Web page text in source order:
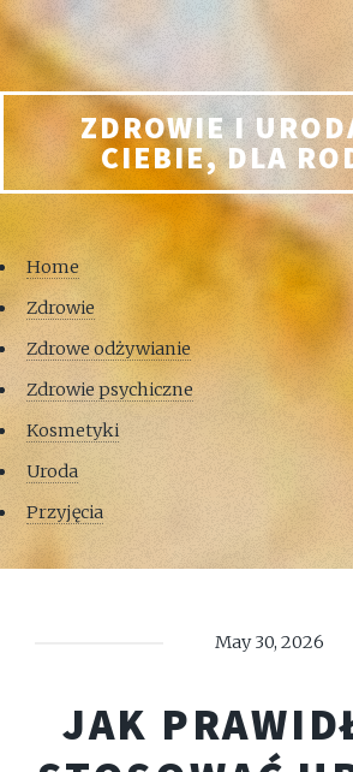
ZDROWIE I
CIEBIE, DLA
Home
Zdrowie
Zdrowe odżywianie
Zdrowie psychiczne
Kosmetyki
Uroda
Przyjęcia
May 30, 2026
JAK